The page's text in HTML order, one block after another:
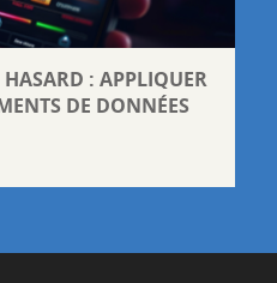
HASARD : APPLIQUER
DE DONNÉES